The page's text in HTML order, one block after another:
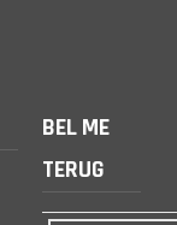
BEL ME
TERUG